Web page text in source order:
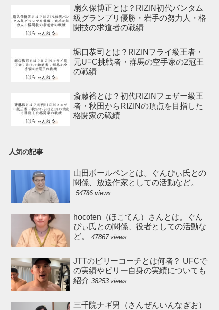
扇久保博正とは？RIZIN初代バンタム
級グランプリ優勝・岩手の努力人・格
闘技の求道者の戦績
堀口恭司とは？RIZINフライ級王者・
元UFC挑戦者・群馬の空手家の2冠王
の戦績
斎藤裕とは？初代RIZINフェザー級王
者・秋田からRIZINの頂点を目指した
格闘家の戦績
人気の記事
山田ボールペンとは。ぐんぴぃ氏との
関係、放送作家としての活動など。
54786 views
hocoten（ほこてん）さんとは。ぐん
ぴぃ氏との関係、役者としての活動な
ど。
47867 views
JTTのビリーコーチとは何者？ UFCで
の実績やビリー自身の実績についても
紹介 38253 views
三千院ナギ男（さんぜんいんなぎお）